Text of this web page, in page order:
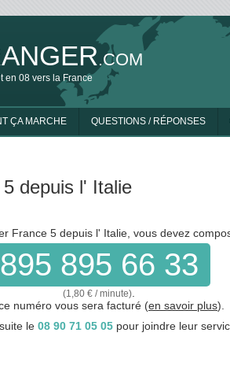
.COM
en 08 vers la France
ÇA MARCHE QUESTIONS / RÉPONSES
depuis l' Italie
France 5 depuis l' Italie, vous devez
895 895 66 33
(1,80 € / minute)
numéro vous sera facturé (en savoir plus).
le 08 90 71 05 05pour joindre leur